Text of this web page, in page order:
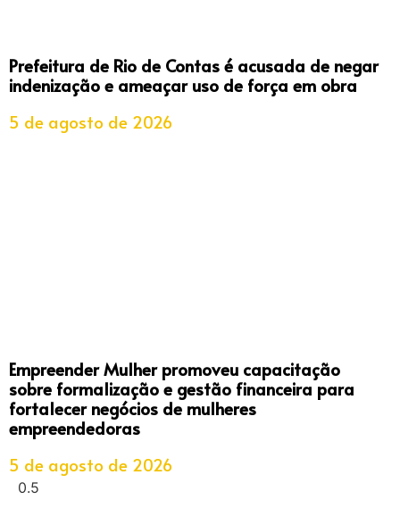
Prefeitura de Rio de Contas é acusada de negar
indenização e ameaçar uso de força em obra
5 de agosto de 2026
Empreender Mulher promoveu capacitação
sobre formalização e gestão financeira para
fortalecer negócios de mulheres
empreendedoras
5 de agosto de 2026